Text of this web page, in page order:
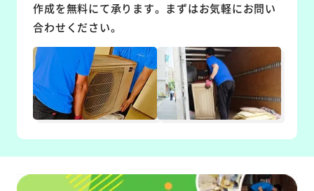
作成を無料にて承ります。まずはお気軽にお問い
合わせください。